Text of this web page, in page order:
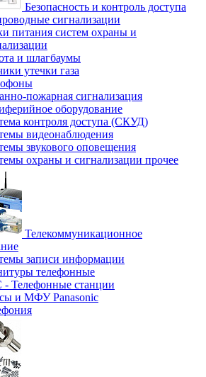
Безопасность и контроль доступа
сигнализации
питания систем охраны и
и шлагбаумы
утечки газа
пожарная сигнализация
оборудование
контроля доступа (СКУД)
видеонаблюдения
звукового оповещения
охраны и сигнализации прочее
Телекоммуникационное
записи информации
телефонные
Телефонные станции
и МФУ Panasonic